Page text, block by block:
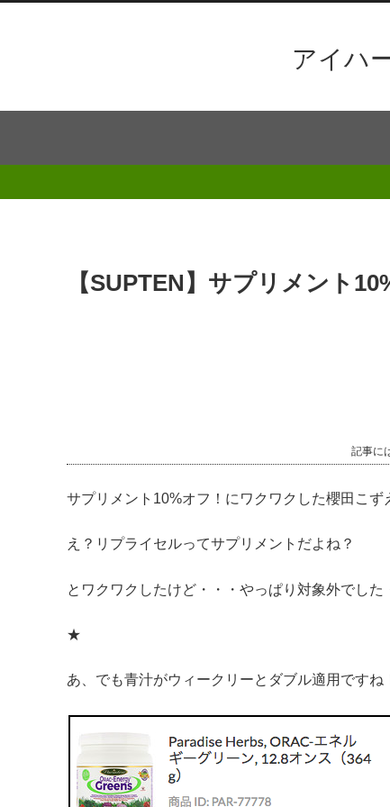
アイハ
【SUPTEN】サプリメント
記事に
サプリメント10%オフ！にワクワクした櫻田こず
え？リプライセルってサプリメントだよね？
とワクワクしたけど・・・やっぱり対象外でした
★
あ、でも青汁がウィークリーとダブル適用ですね